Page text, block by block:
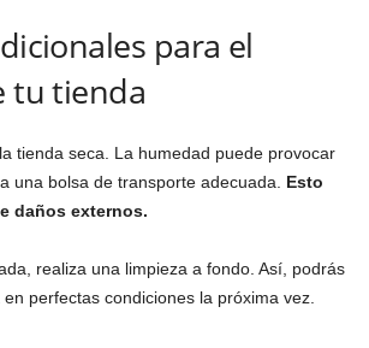
para el
tu tienda
tienda seca. La humedad puede provocar
una bolsa de transporte adecuada. Esto
daños externos.
realiza una limpieza a fondo. Así, podrás
perfectas condiciones la próxima vez.